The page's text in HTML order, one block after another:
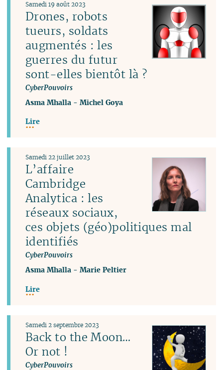
Drones, robots
tueurs, soldats
augmentés : les
guerres du futur
sont-elles bientôt là ?
CyberPouvoirs
Samedi 19 août 2023
Asma Mhalla -Michel Goya
Lire
L’affaire
Cambridge
Analytica : les
réseaux sociaux,
ces objets (géo)politiques mal
identifiés
CyberPouvoirs
Samedi 22 juillet 2023
Asma Mhalla -Marie Peltier
Lire
Back to the Moon…
Or not !
CyberPouvoirs
Samedi 2 septembre 2023